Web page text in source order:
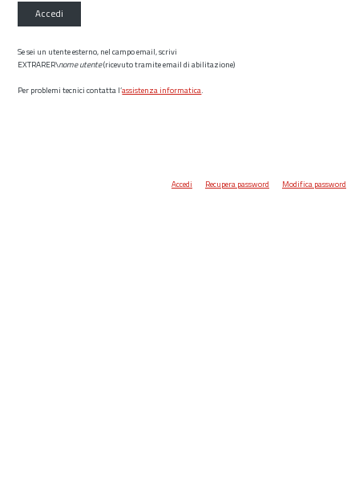
Accedi
Se sei un utente esterno, nel campo email, scrivi
EXTRARER\nome utente(ricevuto tramite email di abilitazione)
Per problemi tecnici contatta l’assistenza informatica.
Accedi Recupera password Modifica password